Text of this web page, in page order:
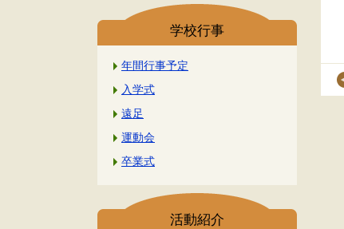
学校行事
年間行事予定
入学式
遠足
運動会
卒業式
活動紹介